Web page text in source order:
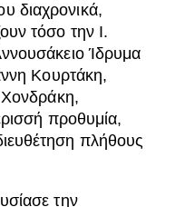
διαχρονικά,
τόσο την Ι.
Ίδρυμα
Κουρτάκη,
προθυμία,
πλήθους
την